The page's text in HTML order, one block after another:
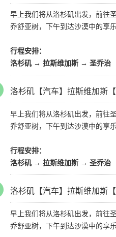
早上我们将从洛杉矶出发，前往
乔舒亚树，下午到达沙漠中的享
行程安排：
洛杉矶 → 拉斯维加斯 → 圣乔治
洛杉矶【汽车】拉斯维加斯
早上我们将从洛杉矶出发，前往
乔舒亚树，下午到达沙漠中的享
行程安排：
洛杉矶 → 拉斯维加斯 → 圣乔治
洛杉矶【汽车】拉斯维加斯
早上我们将从洛杉矶出发，前往
乔舒亚树，下午到达沙漠中的享